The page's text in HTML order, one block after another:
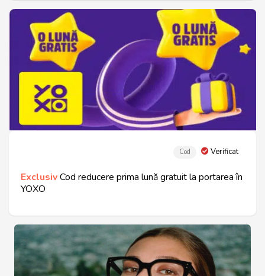
Cod Verificat
ExclusivCod reducere prima lună gratuit la portarea în
YOXO